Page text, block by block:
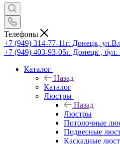
Телефоны
+7 (949) 314-77-11г. Донецк,
+7 (949) 403-93-05г. Донецк ,
Каталог
Назад
Каталог
Люстры
Назад
Люстры
Потолочные
Подвесные
Каскадные